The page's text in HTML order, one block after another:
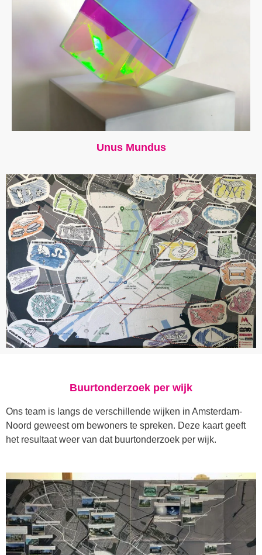
Unus Mundus
Buurtonderzoek per wijk
Ons team is langs de verschillende wijken in Amsterdam-
Noord geweest om bewoners te spreken. Deze kaart geeft
het resultaat weer van dat buurtonderzoek per wijk.